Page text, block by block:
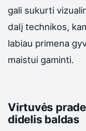
gali sukurti
dalį technikos,
labiau primena
maistui gaminti.
Virtuvės
didelis baldas